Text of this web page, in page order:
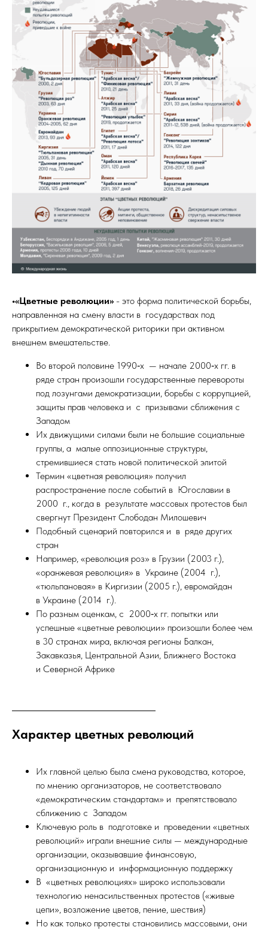
•«Цветные революции» - это форма политической борьбы,
направленная на смену власти в государствах под
прикрытием демократической риторики при активном
внешнем вмешательстве.
Во второй половине 1990‑х — начале 2000‑х гг. в
ряде стран произошли государственные перевороты
под лозунгами демократизации, борьбы с коррупцией,
защиты прав человека и с призывами сближения с
Западом
Их движущими силами были не большие социальные
группы, а малые оппозиционные структуры,
стремившиеся стать новой политической элитой
Термин «цветная революция» получил
распространение после событий в Югославии в
2000 г., когда в результате массовых протестов был
свергнут Президент Слободан Милошевич
Подобный сценарий повторился и в ряде других
стран
Например, «революция роз» в Грузии (2003 г.),
«оранжевая революция» в Украине (2004 г.),
«тюльпановая» в Киргизии (2005 г.), евромайдан
в Украине (2014 г.).
По разным оценкам, с 2000‑х гг. попытки или
успешные «цветные революции» произошли более чем
в 30 странах мира, включая регионы Балкан,
Закавказья, Центральной Азии, Ближнего Востока
и Северной Африке
Характер цветных революций
Их главной целью была смена руководства, которое,
по мнению организаторов, не соответствовало
«демократическим стандартам» и препятствовало
сближению с Западом
Ключевую роль в подготовке и проведении «цветных
революций» играли внешние силы — международные
организации, оказывавшие финансовую,
организационную и информационную поддержку
В «цветных революциях» широко использовали
технологию ненасильственных протестов («живые
цепи», возложение цветов, пение, шествия)
Но как только протесты становились массовыми, они